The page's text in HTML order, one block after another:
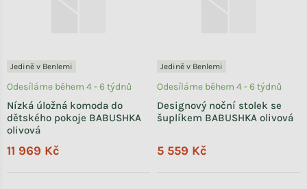
Jedině v Benlemi
Nízká úložná komoda do
dětského pokoje BABUSHKA
olivová
Odesíláme během 4 - 6 týdnů
11 969 Kč
Jedině v Benlemi
Designový noční stolek se
šuplíkem BABUSHKA olivová
Odesíláme během 4 - 6 týdnů
5 559 Kč